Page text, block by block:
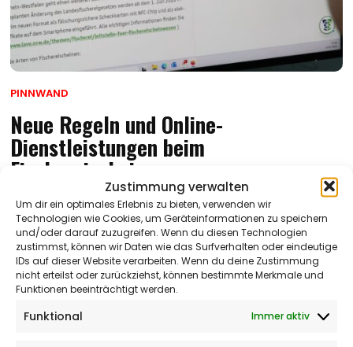
Zustimmung verwalten
Um dir ein optimales Erlebnis zu bieten, verwenden wir
Technologien wie Cookies, um Geräteinformationen zu speichern
und/oder darauf zuzugreifen. Wenn du diesen Technologien
zustimmst, können wir Daten wie das Surfverhalten oder eindeutige
IDs auf dieser Website verarbeiten. Wenn du deine Zustimmung
nicht erteilst oder zurückziehst, können bestimmte Merkmale und
Funktionen beeinträchtigt werden.
Funktional Immer aktiv
PINNWAND
Neue Regeln und Online-
Dienstleistungen beim
Fischereischein
Hobby Angeln: Wer es betreiben will, muss die
Fischereiprüfung bestehen, den Fischereischein beantragen
und eine Abgabe entrichten. Dazu gibt es gleich mehrere
Neuerungen, nachdem das Land zum 1. Juli das
Landesfischereigesetz geändert und unter...